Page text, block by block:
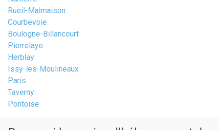
Rueil-Malmaison
Courbevoie
Boulogne-Billancourt
Pierrelaye
Herblay
Issy-les-Moulineaux
Paris
Taverny
Pontoise